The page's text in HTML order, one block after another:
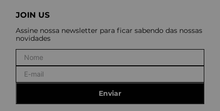
JOIN US
Assine nossa newsletter para ficar sabendo das nossas
novidades
Enviar